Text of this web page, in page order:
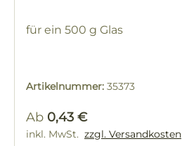
für ein 500 g Glas
Artikelnummer: 35373
Regulärer Preis:
Ab 0,43 €
inkl. MwSt. zzgl. Versandkosten